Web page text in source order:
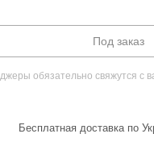
Под заказ
обязательно свяжутся с
Бесплатная доставка по